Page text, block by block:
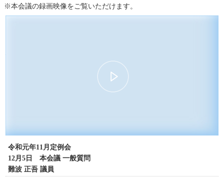
※本会議の録画映像をご覧いただけます。
令和元年11月定例会
12月5日 本会議 一般質問
難波 正吾 議員